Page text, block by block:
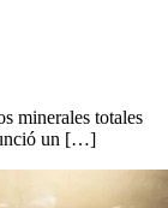
minerales totales
un […]